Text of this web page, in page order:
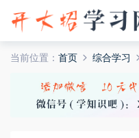
当前位置： 首页 综合学习